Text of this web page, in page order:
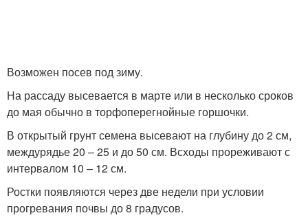
Возможен посев под зиму.
На рассаду высевается в марте или в несколько сроков
до мая обычно в торфоперегнойные горшочки.
В открытый грунт семена высевают на глубину до 2 см,
междурядье 20 – 25 и до 50 см. Всходы прореживают с
интервалом 10 – 12 см.
Ростки появляются через две недели при условии
прогревания почвы до 8 градусов.